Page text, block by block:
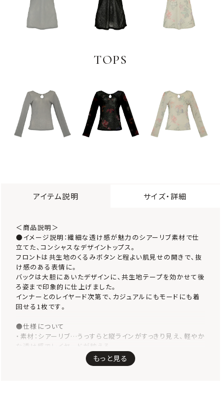
TOPS
アイテム説明 サイズ・詳細
＜商品説明＞
●イメージ説明：繊細な透け感が魅力のシアーリブ素材で仕
立てた、コンシャスなデザイントップス。
フロントは共生地のくるみボタンと程よい肌見せの開きで、抜
け感のある表情に。
バックは大胆にあいたデザインに、共生地テープを効かせて後
ろ姿まで印象的に仕上げました。
インナーとのレイヤード次第で、カジュアルにもモードにも着
回せる1枚です。
●仕様について
・素材：シアーリブ…うっすらと縦ラインがすっきり見え、軽やか
な透け感でレイヤードが映える。
・フロント：くるみボタン×開きデザイン…甘さ控えめのディテ
ールで、ほどよくシャープなムードに。
もっと見る